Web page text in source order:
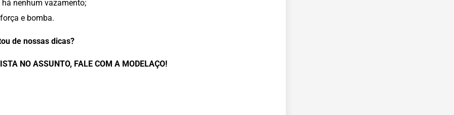
nenhum vazamento;
e bomba.
de nossas dicas?
NO ASSUNTO, FALE COM A MODELAÇO!